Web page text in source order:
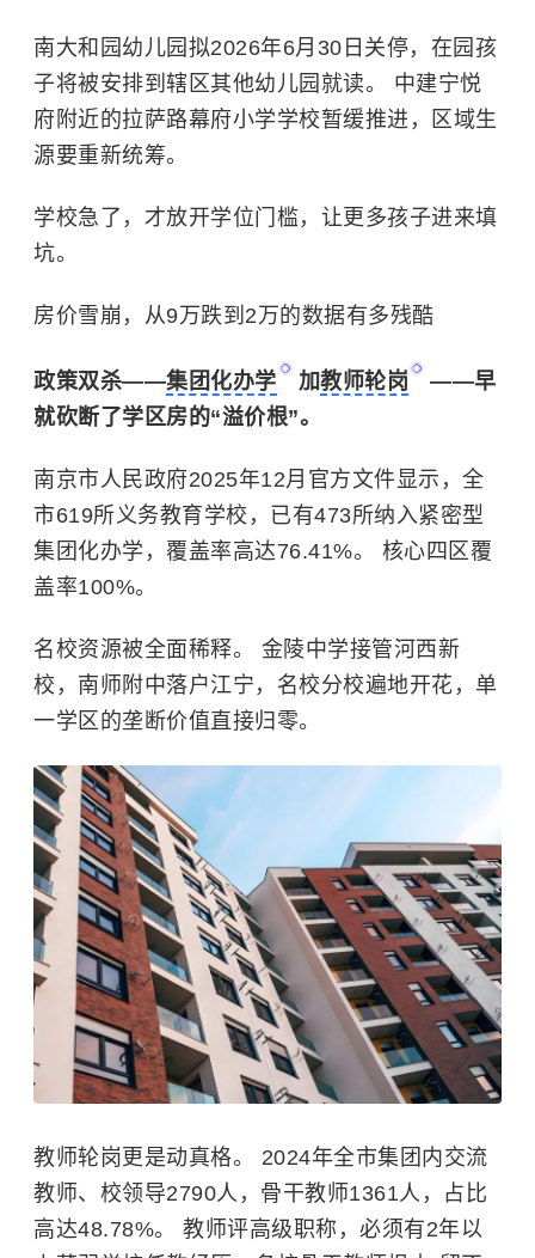
南大和园幼儿园拟2026年6月30日关停，在园孩
子将被安排到辖区其他幼儿园就读。 中建宁悦
府附近的拉萨路幕府小学学校暂缓推进，区域生
源要重新统筹。
学校急了，才放开学位门槛，让更多孩子进来填
坑。
房价雪崩，从9万跌到2万的数据有多残酷
政策双杀——集团化办学 加教师轮岗
——早
就砍断了学区房的“溢价根”。
南京市人民政府2025年12月官方文件显示，全
市619所义务教育学校，已有473所纳入紧密型
集团化办学，覆盖率高达76.41%。 核心四区覆
盖率100%。
名校资源被全面稀释。 金陵中学接管河西新
校，南师附中落户江宁，名校分校遍地开花，单
一学区的垄断价值直接归零。
教师轮岗更是动真格。 2024年全市集团内交流
教师、校领导2790人，骨干教师1361人，占比
高达48.78%。 教师评高级职称，必须有2年以